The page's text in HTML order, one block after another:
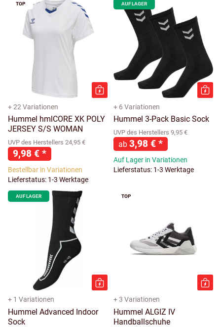
TOP
+ 22 Variationen
Hummel hmlCORE XK POLY
JERSEY S/S WOMAN
UVP des Herstellers 24,95 €
9,98 € *
Bestellbar in Variationen
Lieferstatus: 1-3 Werktage
AUF LAGER
+ 6 Variationen
Hummel 3-Pack Basic Sock
UVP des Herstellers 9,95 €
ab 3,98 € *
Auf Lager in Variationen
Lieferstatus: 1-3 Werktage
AUF LAGER
+ 1 Variationen
Hummel Advanced Indoor
Sock
TOP
+ 3 Variationen
Hummel ALGIZ IV
Handballschuhe